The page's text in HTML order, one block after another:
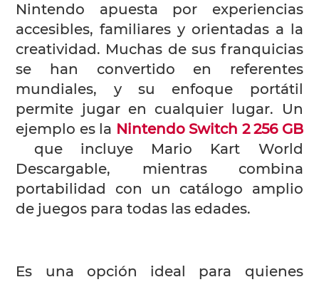
Nintendo apuesta por experiencias
accesibles, familiares y orientadas a la
creatividad. Muchas de sus franquicias
se han convertido en referentes
mundiales, y su enfoque portátil
permite jugar en cualquier lugar. Un
ejemplo es la Nintendo Switch 2 256 GB
que incluye Mario Kart World
Descargable, mientras combina
portabilidad con un catálogo amplio
de juegos para todas las edades.
Es una opción ideal para quienes